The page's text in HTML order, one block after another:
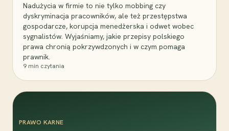
Nadużycia w firmie to nie tylko mobbing czy
dyskryminacja pracowników, ale też przestępstwa
gospodarcze, korupcja menedżerska i odwet wobec
sygnalistów. Wyjaśniamy, jakie przepisy polskiego
prawa chronią pokrzywdzonych i w czym pomaga
prawnik.
9 min czytania
PRAWO KARNE